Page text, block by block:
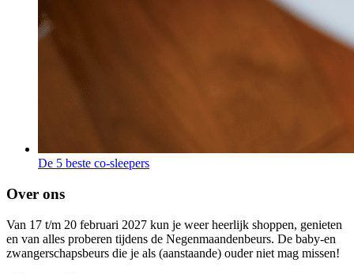
De 5 beste co-sleepers
Over ons
Van 17 t/m 20 februari 2027 kun je weer heerlijk shoppen, genieten
en van alles proberen tijdens de Negenmaandenbeurs. De baby-en
zwangerschapsbeurs die je als (aanstaande) ouder niet mag missen!